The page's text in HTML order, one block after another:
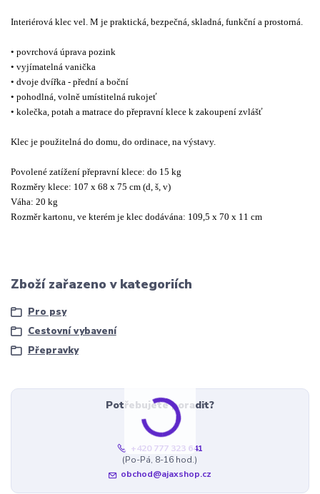
Interiérová klec vel. M je praktická, bezpečná, skladná, funkční a prostorná.
• povrchová úprava pozink
• vyjímatelná vanička
• dvoje dvířka - přední a boční
• pohodlná, volně umístitelná rukojeť
• kolečka, potah a matrace do přepravní klece k zakoupení zvlášť
Klec je použitelná do domu, do ordinace, na výstavy.
Povolené zatížení přepravní klece: do 15 kg
Rozměry klece: 107 x 68 x 75 cm (d, š, v)
Váha: 20 kg
Rozměr kartonu, ve kterém je klec dodávána: 109,5 x 70 x 11 cm
Zboží zařazeno v kategoriích
Pro psy
Cestovní vybavení
Přepravky
Potřebujete poradit?
+420 777 323 641
(Po-Pá, 8-16 hod.)
obchod@ajaxshop.cz